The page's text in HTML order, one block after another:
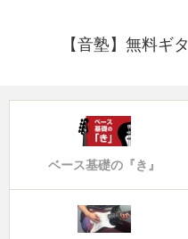
【音塾】無料ギ
ベース基礎の『き』